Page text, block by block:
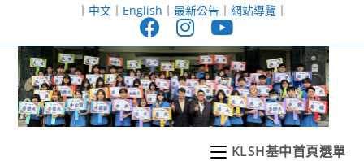
至
｜ 中文｜ English ｜ 最新公告｜ 網站導覽｜
KLSH基中首頁選單